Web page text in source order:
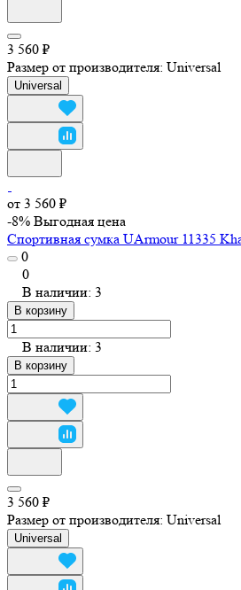
3 560 ₽
Размер от производителя: Universal
Universal
от 3 560 ₽
-8% Выгодная цена
Спортивная сумка UArmour 11335
0
0
В наличии: 3
В корзину
В наличии: 3
В корзину
3 560 ₽
Размер от производителя: Universal
Universal